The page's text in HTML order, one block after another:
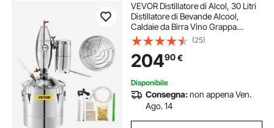
VEVOR Distillatore di Alcol, 30 Litri
Distillatore di Bevande Alcool,
Caldaie da Birra Vino Grappa
Liquori, Kit per Produzione di Birra
Fatto in Casa, Acciaio Inossidabile
Moonshine Distiller
(25)
20490€
Disponibile
Consegna:non appena Ven.
Ago. 14